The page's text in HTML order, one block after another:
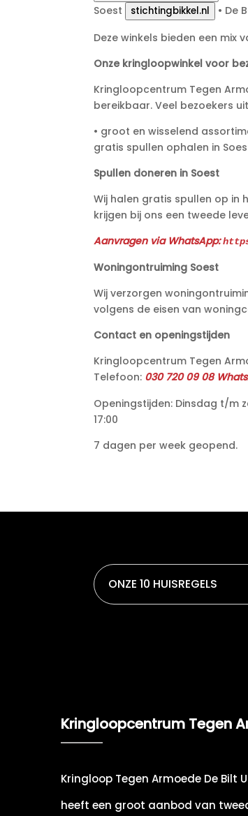
Soest
stichtingbikkel.nl
• De
Deze winkels bieden een mix
Onze kringloopwinkel voor
Kringloopcentrum Tegen
bereikbaar. Veel bezoekers
• groot en wisselend
gratis spullen ophalen in
Spullen doneren in Soest
Wij halen gratis spullen op in
krijgen bij ons een tweede
Aanvragen via WhatsApp:
Woningontruiming Soest
Wij verzorgen
volgens de eisen van
Contact en openingstijden
Kringloopcentrum Tegen
Telefoon: 030 720 09 08
Openingstijden: Dinsdag t/m
17:00
7 dagen per week geopend.
ONZE 10 HUISREGELS
Kringloopcentrum Tegen
Kringloop Tegen Armoede De Bilt
heeft een groot aanbod van